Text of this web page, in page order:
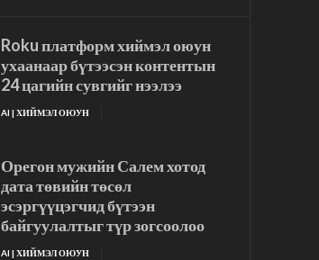
Roku платформ хиймэл оюун
ухаанаар бүтээсэн контентын
24 цагийн сувгийг нээлээ
AI | ХИЙМЭЛ ОЮУН
Орегон мужийн Салем хотод
дата төвийн төсөл
эсэргүүцэгчид бүтээн
байгуулалтыг түр зогсоолоо
AI | ХИЙМЭЛ ОЮУН